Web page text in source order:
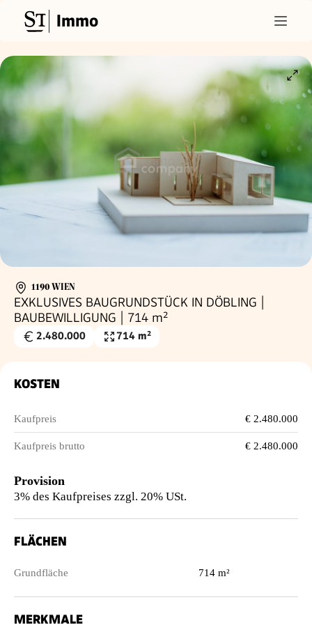
Immo
1190 WIEN
EXKLUSIVES BAUGRUNDSTÜCK IN DÖBLING |
BAUBEWILLIGUNG | 714 m²
Kaufpreis
2.480.000
Grundfläche
714 m²
KOSTEN
Kaufpreis € 2.480.000
Kaufpreis brutto € 2.480.000
Provision
3% des Kaufpreises zzgl. 20% USt.
FLÄCHEN
Grundfläche 714 m²
MERKMALE